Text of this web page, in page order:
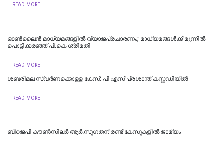
READ MORE
ഓൺലൈൻ മാധ്യമങ്ങളിൽ വ്യാജപ്രചാരണം; മാധ്യമങ്ങൾക്ക് മുന്നിൽ
പൊട്ടിക്കരഞ്ഞ് പി.കെ ശ്രീമതി
READ MORE
ശബരിമല സ്വര്‍ണക്കൊള്ള കേസ്: പി എസ് പ്രശാന്ത് കസ്റ്റഡിയില്‍
READ MORE
ബിജെപി കൗണ്‍സിലര്‍ ആര്‍.സുഗതന് രണ്ട് കേസുകളില്‍ ജാമ്യം